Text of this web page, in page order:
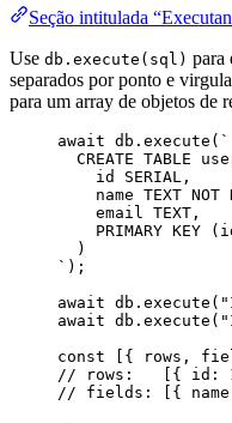
Seção intitulada
Use db.execute(sql) para
separados por ponto e
para um array de objetos de
await db . execute ( `
CREATE TABLE
id SERIAL,
name TEXT NOT
email TEXT,
PRIMARY KEY
)
` );
await db . execute ( "
await db . execute ( "
const [{
rows ,
// rows:   [{ id:
// fields: [{